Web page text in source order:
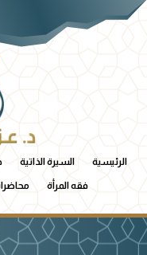
الرئيسية السيرة الذاتية
فقه المرأة